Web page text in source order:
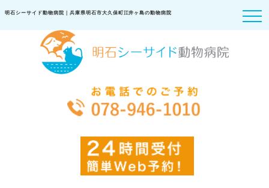
明石シーサイド動物病院｜兵庫県明石市大久保町江井ヶ島の動物病院